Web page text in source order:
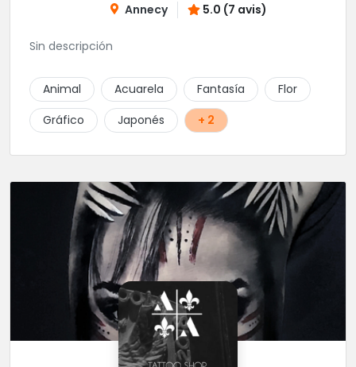
Annecy 5.0 (7 avis)
Sin descripción
Animal Acuarela Fantasía
Flor
Gráfico
Japonés + 2